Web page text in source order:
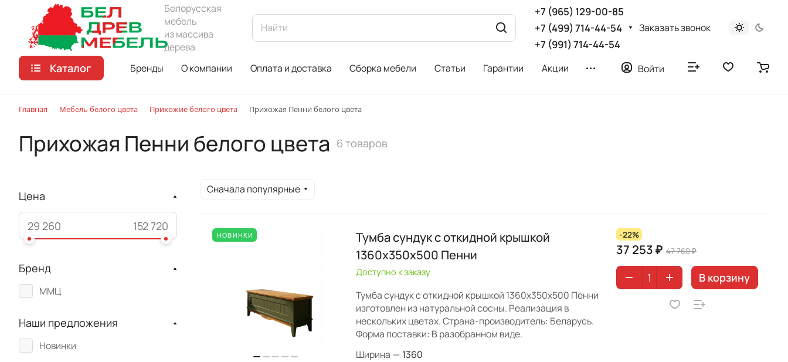
Белорусская
мебель
из массива
дерева
+7 (965) 129-00-85
+7 (499) 714-44-54
+7 (991) 714-44-54
Заказать звонок
Каталог Бренды О компании Оплата и доставка Сборка мебели Статьи Гарантии Акции Войти
Главная Мебель белого цвета Прихожие белого цвета Прихожая Пенни белого цвета
Прихожая Пенни белого цвета 6 товаров
Сначала популярные
НОВИНКИ
Тумба сундук с откидной крышкой
1360х350х500 Пенни
Доступно к заказу
Тумба сундук с откидной крышкой 1360х350х500 Пенни
изготовлен из натуральной сосны. Реализация в
нескольких цветах. Страна-производитель: Беларусь.
Форма поставки: В разобранном виде.
Ширина — 1360
-22%
37 253 ₽ 47 760 ₽
В корзину
Цена
Бренд
ММЦ
Наши предложения
Новинки